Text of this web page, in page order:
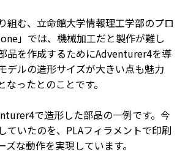
組む、立命館大学情報理工学部のプロ
」では、機械加工だと製作が難し
品を作成するためにAdventurer4を導
デルの造形サイズが大きい点も魅力
ったとのことです。
で造形した部品の一例です。今
ていたのを、PLAフィラメントで印刷
な動作を実現しています。